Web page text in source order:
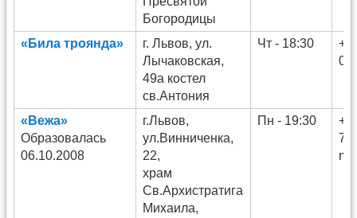
Богородицы
«Била троянда»
г. Львов, ул.
Лычаковская,
49а костел
св.Антония
Чт - 18:30
02
«Вежа»
Образовалась
06.10.2008
г.Львов,
ул.Винниченка,
22,
храм
Св.Архистратига
Михаила,
Пн - 19:30